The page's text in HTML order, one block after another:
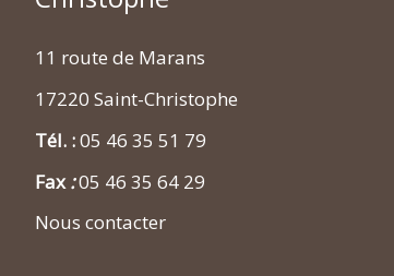
11 route de Marans
17220 Saint-Christophe
Tél. :05 46 35 51 79
Fax :05 46 35 64 29
Nous contacter